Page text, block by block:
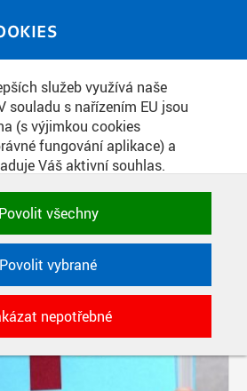
služeb využívá naše
souladu s nařízením EU jsou
(s výjimkou cookies
fungování aplikace) a
Váš aktivní souhlas.
a povolit cookies podle
můžete samozřejmě
využívané aplikacemi
jejich nastavení,
relace. Jsou
fungování a jsou
Povolit všechny
Povolit vybrané
nepotřebné
PODLE FILTRU
filtry: ŠTÍTEK: 80. LÉTA